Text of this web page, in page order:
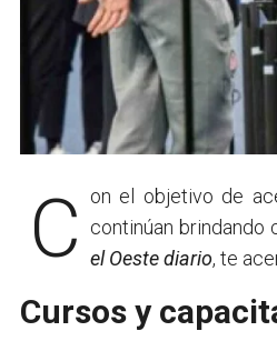
Con el objetivo de
continúan
el Oeste diario, te
Cursos y